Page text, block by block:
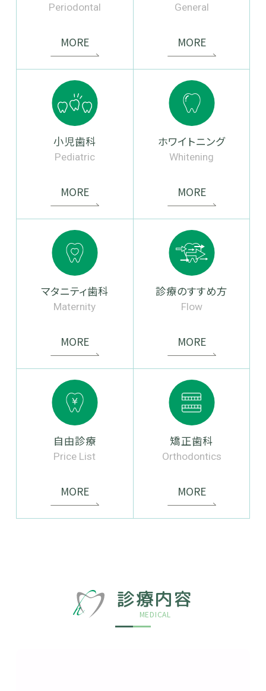
Periodontal
MORE
General
MORE
小児歯科
Pediatric
MORE
ホワイトニング
Whitening
MORE
マタニティ歯科
Maternity
MORE
診療のすすめ方
Flow
MORE
自由診療
Price List
MORE
矯正歯科
Orthodontics
MORE
診療内容
MEDICAL